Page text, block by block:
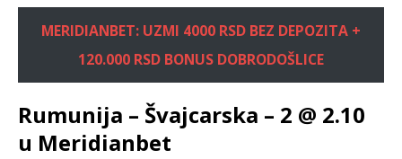
MERIDIANBET: UZMI 4000 RSD BEZ DEPOZITA +
120.000 RSD BONUS DOBRODOŠLICE
Rumunija – Švajcarska – 2 @ 2.10
u Meridianbet